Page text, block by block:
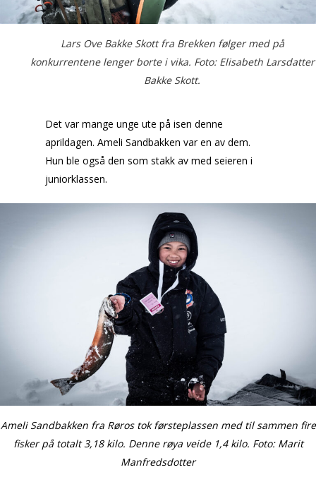
Lars Ove Bakke Skott fra Brekken følger med på
konkurrentene lenger borte i vika. Foto: Elisabeth Larsdatter
Bakke Skott.
Det var mange unge ute på isen denne
aprildagen. Ameli Sandbakken var en av dem.
Hun ble også den som stakk av med seieren i
juniorklassen.
Ameli Sandbakken fra Røros tok førsteplassen med til sammen fire
fisker på totalt 3,18 kilo. Denne røya veide 1,4 kilo. Foto: Marit
Manfredsdotter